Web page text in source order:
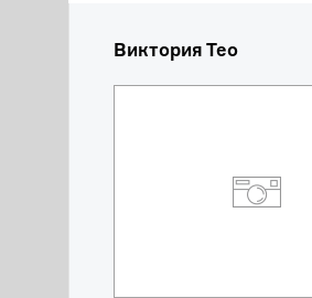
Виктория Тео